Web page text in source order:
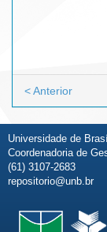
< Anterior
Universidade de
Coordenadoria de
(61) 3107-2683
repositorio@unb.br